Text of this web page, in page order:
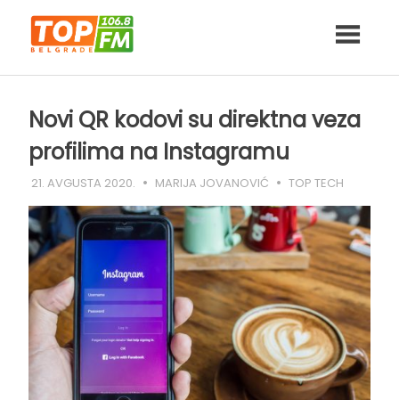
content
Novi QR kodovi su direktna veza
profilima na Instagramu
21. AVGUSTA 2020. MARIJA JOVANOVIĆ TOP TECH